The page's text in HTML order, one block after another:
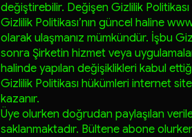
değiştirebilir. Değişen Gizlilik
Gizlilik Politikası’nın güncel haline
olarak ulaşmanız mümkündür. İşbu
sonra Şirketin hizmet veya
halinde yapılan değişiklikleri kabul
Gizlilik Politikası hükümleri internet
kazanır.
Üye olurken doğrudan paylaşılan
saklanmaktadır. Bültene abone